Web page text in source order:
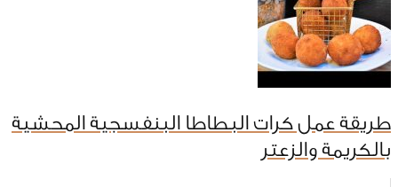
طريقة عمل كرات البطاطا البنفسجية المحشية
بالكريمة والزعتر